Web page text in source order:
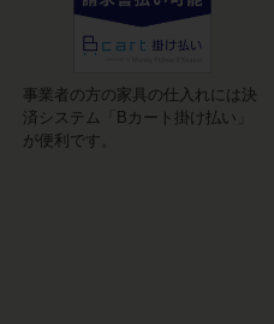
事業者の方の家具の仕入れには決
済システム「Bカート掛け払い」
が便利です。